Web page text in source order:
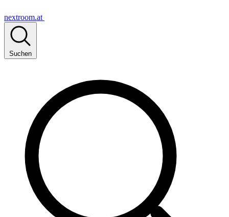
nextroom.at
Suchen